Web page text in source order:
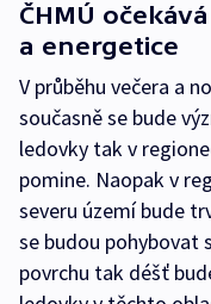
ČHMÚ
a energetice
V průběhu večera a
současně se bude
ledovky tak v
pomine. Naopak v
severu území bude
se budou pohybovat
povrchu tak déšť